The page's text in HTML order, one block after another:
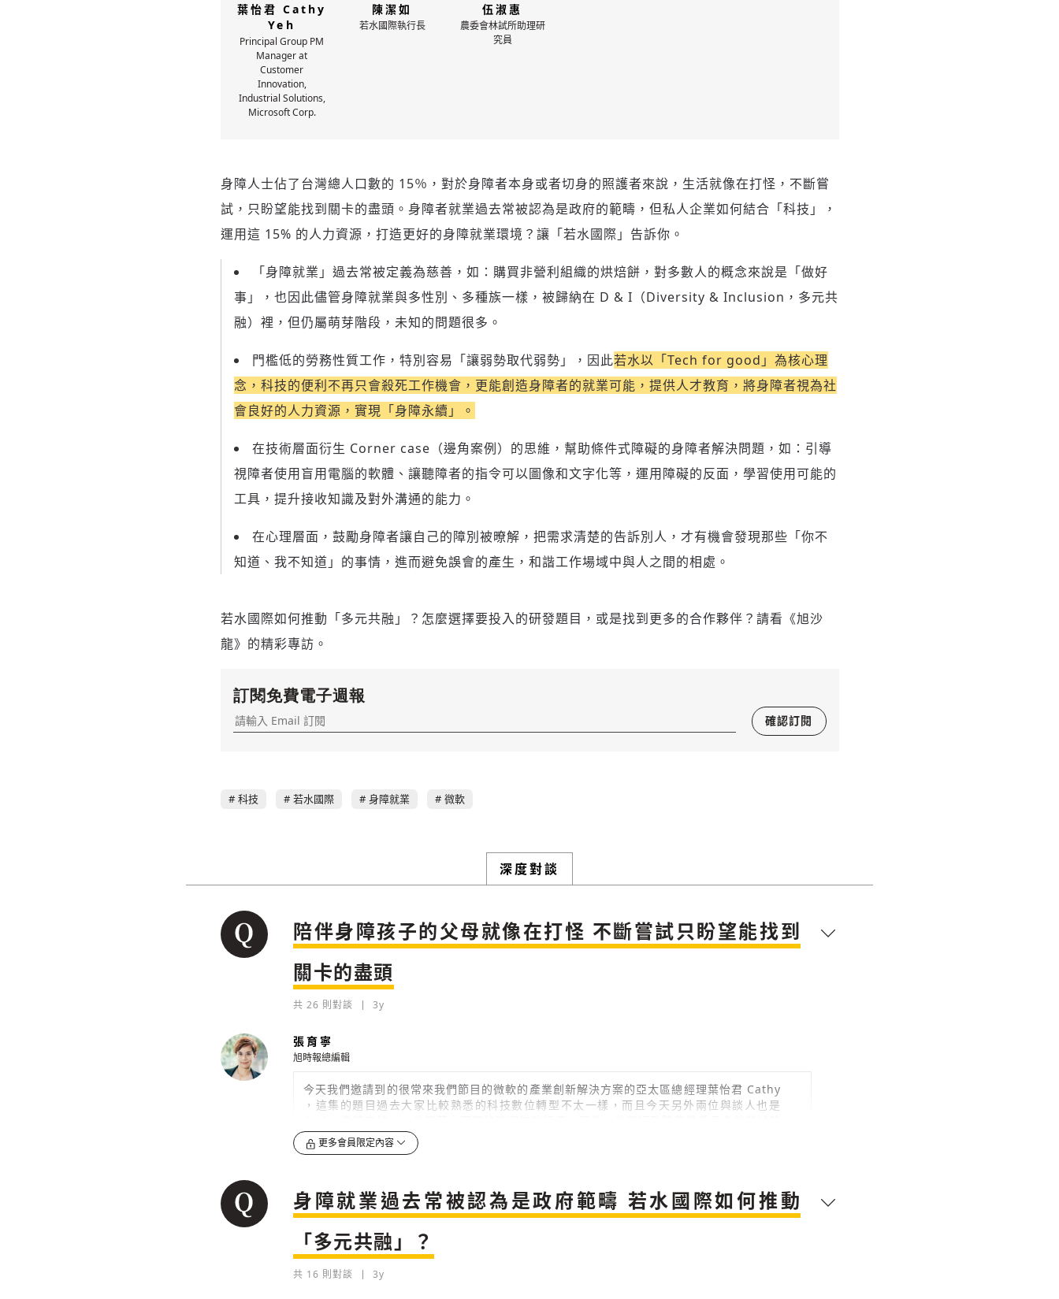
登入或註冊
掌握國際政經脈動
參與下一波全球科技革命
輸入 Email 驗證碼
將此文章當作禮物
近期曾送禮給下列會員
每月 1 號更新可送禮次數
將此文章當作禮物
將此文章以禮物的形式送給朋友嗎
再想一下 確定購買
葉怡君 Cathy
Yeh
Principal Group PM
Manager at
Customer
Innovation,
Industrial Solutions,
Microsoft Corp.
陳潔如
若水國際執行長
伍淑惠
農委會林試所助理研
究員
身障人士佔了台灣總人口數的 15％，對於身障者本身或者切身的照護者來說，生活就像在打怪，不斷嘗
試，只盼望能找到關卡的盡頭。身障者就業過去常被認為是政府的範疇，但私人企業如何結合「科技」，
運用這 15% 的人力資源，打造更好的身障就業環境？讓「若水國際」告訴你。
「身障就業」過去常被定義為慈善，如：購買非營利組織的烘焙餅，對多數人的概念來說是「做好
事」，也因此儘管身障就業與多性別、多種族一樣，被歸納在 D & I（Diversity & Inclusion，多元共
融）裡，但仍屬萌芽階段，未知的問題很多。
門檻低的勞務性質工作，特別容易「讓弱勢取代弱勢」，因此若水以「Tech for good」為核心理
念，科技的便利不再只會殺死工作機會，更能創造身障者的就業可能，提供人才教育，將身障者視為社
會良好的人力資源，實現「身障永續」。
在技術層面衍生 Corner case（邊角案例）的思維，幫助條件式障礙的身障者解決問題，如：引導
視障者使用盲用電腦的軟體、讓聽障者的指令可以圖像和文字化等，運用障礙的反面，學習使用可能的
工具，提升接收知識及對外溝通的能力。
在心理層面，鼓勵身障者讓自己的障別被暸解，把需求清楚的告訴別人，才有機會發現那些「你不
知道、我不知道」的事情，進而避免誤會的產生，和諧工作場域中與人之間的相處。
若水國際如何推動「多元共融」？怎麼選擇要投入的研發題目，或是找到更多的合作夥伴？請看《旭沙
龍》的精彩專訪。
訂閱免費電子週報
確認訂閱
科技 若水國際 身障就業 微軟
深度對談
陪伴身障孩子的父母就像在打怪 不斷嘗試只盼望能找到
關卡的盡頭
共 26 則對談 3y
張育寧
旭時報總編輯
今天我們邀請到的很常來我們節目的微軟的產業創新解決方案的亞太區總經理葉怡君 Cathy
，這集的題目過去大家比較熟悉的科技數位轉型不太一樣，而且今天另外兩位與談人也是
所的助理研究員伍淑惠，但是淑惠今天的身分其實是一位媽媽，今天的角色是硯淳的媽媽。
先請 Cathy 跟我們介紹一下兩位。
檢舉留言
更多會員限定內容
身障就業過去常被認為是政府範疇 若水國際如何推動
「多元共融」？
共 16 則對談 3y
邀請會員
運用段落闡述想法：表達觀點清楚結構，讓多元領域交流更有脈絡化
留言文字開放授權
35元/週解鎖付費會員專屬內容
✓ 會員專屬 8 折活動報名優惠
立即成為付費會員
已經是付費會員？登入繼續閱讀